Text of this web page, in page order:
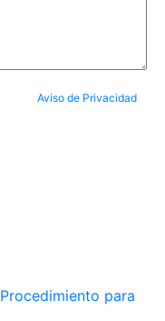
Aviso de Privacidad
Procedimiento para